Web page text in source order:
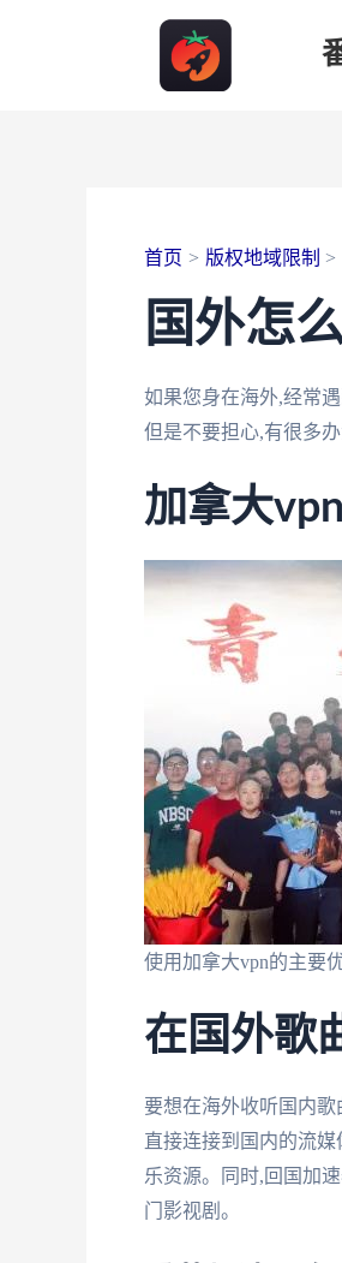
首页 版权地域限制
国外怎
如果您身在海外,经常
但是不要担心,有很多
加拿大
使用加拿大vpn的主要
在国外歌
要想在海外收听国内
直接连接到国内的流
乐资源。同时,回国加
门影视剧。